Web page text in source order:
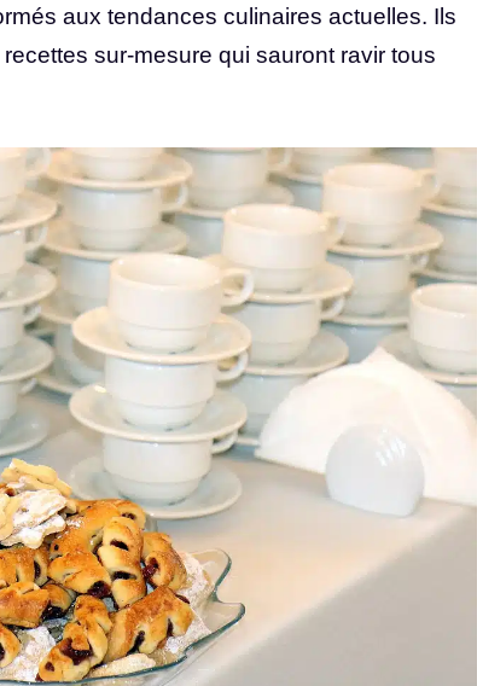
aux tendances culinaires actuelles. Ils
sur-mesure qui sauront ravir tous